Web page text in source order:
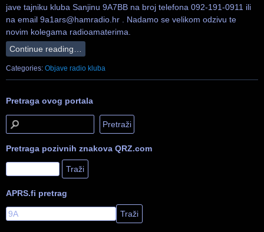
jave tajniku kluba Sanjinu 9A7BB na broj telefona 092-191-0911 ili
na email 9a1ars@hamradio.hr . Nadamo se velikom odzivu te
novim kolegama radioamaterima.
Continue reading…
Categories: Objave radio kluba
Pretraga ovog portala
Pretraga pozivnih znakova QRZ.com
APRS.fi pretrag